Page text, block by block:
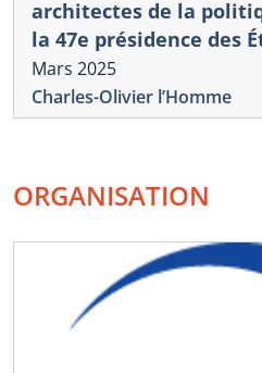
architectes de la
la 47e présidence des
Mars 2025
Charles-Olivier l’Homme
ORGANISATION